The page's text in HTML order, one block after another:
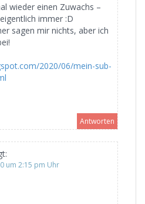
wieder einen Zuwachs –
immer :D
sagen mir nichts, aber ich
2020/06/mein-sub-
Antworten
um 2:15 pm Uhr